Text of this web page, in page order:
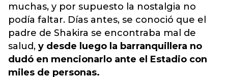
muchas, y por supuesto la nostalgia no
podía faltar. Días antes, se conoció que el
padre de Shakira se encontraba mal de
salud, y desde luego la barranquillera no
dudó en mencionarlo ante el Estadio con
miles de personas.